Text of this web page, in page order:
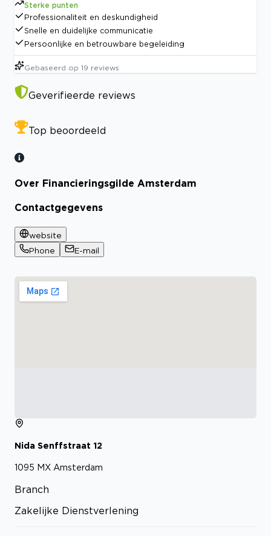
Sterke punten
Professionaliteit en deskundigheid
Snelle en duidelijke communicatie
Persoonlijke en betrouwbare begeleiding
Gebaseerd op 19 reviews
Geverifieerde reviews
Top beoordeeld
Over Financieringsgilde Amsterdam
Contactgegevens
website
Phone
E-mail
Nida Senffstraat 12
1095 MX Amsterdam
Branch
Zakelijke Dienstverlening